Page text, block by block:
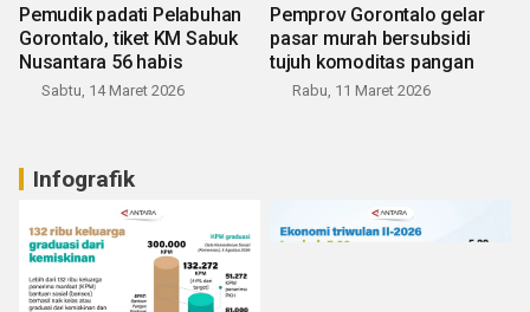
Pemudik padati Pelabuhan
Gorontalo, tiket KM Sabuk
Nusantara 56 habis
Sabtu, 14 Maret 2026
Pemprov Gorontalo gelar
pasar murah bersubsidi
tujuh komoditas pangan
Rabu, 11 Maret 2026
Infografik